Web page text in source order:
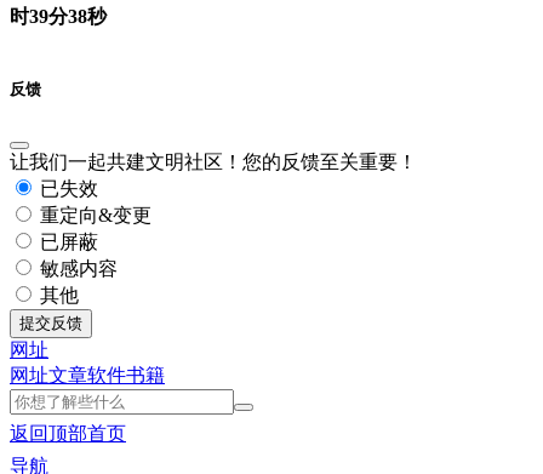
时39分38秒
反馈
让我们一起共建文明社区！您的反馈至关重要！
已失效
重定向&变更
已屏蔽
敏感内容
其他
提交反馈
网址
网址文章软件书籍
返回顶部首页
导航